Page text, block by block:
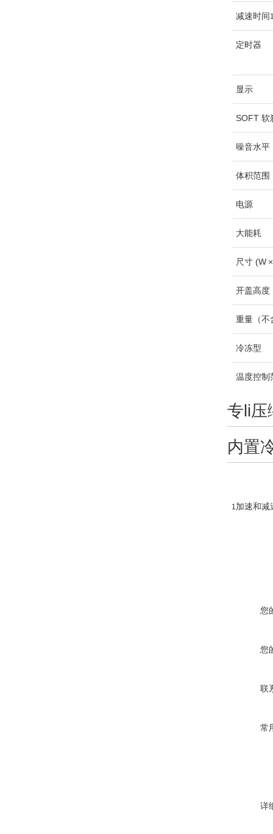
减速时间
定时器
显示
SOFT 软
噪音水平
体积范围
电源
大能耗
尺寸 (W
开盖高度
重量（不
冷冻型
温度控制
专li压
内置
1 加速和减
您
您
联
常
详